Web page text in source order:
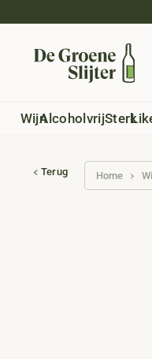
WijnAlcoholvrijSterk
Terug Home